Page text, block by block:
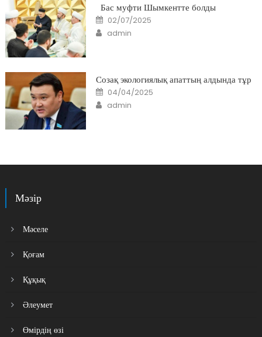
Бас муфти Шымкентте болды
Posted
on
02/07/2025
Author
admin
Созақ экологиялық апаттың алдында тұр
Posted
on
04/04/2025
Author
admin
Мәзір
Мәселе
Қоғам
Құқық
Әлеумет
Өмірдің өзі